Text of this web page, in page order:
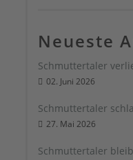
Neueste
Schmuttertaler
02. Juni 2026
Schmuttertaler
27. Mai 2026
Schmuttertaler